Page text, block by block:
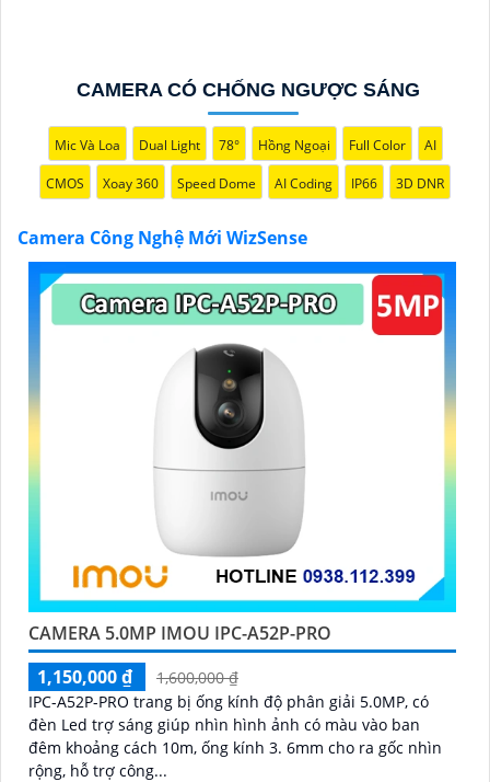
Starlight và các tính năng này giúp nâng cao hiệu quả
giám sát và bảo vệ an ninh tốt hơn.
CAMERA CÓ CHỐNG NGƯỢC SÁNG
Mic Và Loa Dual Light 78° Hồng Ngoại Full Color AI
CMOS Xoay 360 Speed Dome AI Coding IP66 3D DNR
Camera Công Nghệ Mới WizSense
CAMERA 5.0MP IMOU IPC-A52P-PRO
1,150,000 ₫
1,600,000 ₫
IPC-A52P-PRO trang bị ống kính độ phân giải 5.0MP, có
đèn Led trợ sáng giúp nhìn hình ảnh có màu vào ban
đêm khoảng cách 10m, ống kính 3. 6mm cho ra gốc nhìn
rộng, hỗ trợ công...